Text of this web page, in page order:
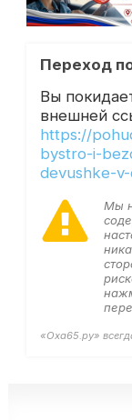
Переход
Вы
внешней
https://
bystro-i-
devushke-
Мы
«Оха65.ру»